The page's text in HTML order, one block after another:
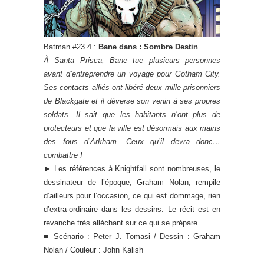
Batman #23.4 : Bane dans : Sombre Destin
À Santa Prisca, Bane tue plusieurs personnes
avant d’entreprendre un voyage pour Gotham City.
Ses contacts alliés ont libéré deux mille prisonniers
de Blackgate et il déverse son venin à ses propres
soldats. Il sait que les habitants n’ont plus de
protecteurs et que la ville est désormais aux mains
des fous d’Arkham. Ceux qu’il devra donc…
combattre !
►
Les références à Knightfall sont nombreuses, le
dessinateur de l’époque, Graham Nolan, rempile
d’ailleurs pour l’occasion, ce qui est dommage, rien
d’extra-ordinaire dans les dessins. Le récit est en
revanche très alléchant sur ce qui se prépare.
■ Scénario : Peter J. Tomasi / Dessin : Graham
Nolan / Couleur : John Kalish